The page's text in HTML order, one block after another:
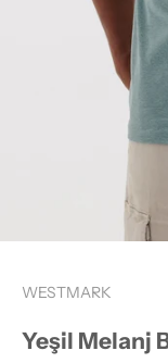
WESTMARK
Yeşil Melanj